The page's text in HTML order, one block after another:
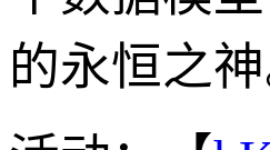
的永恒之神